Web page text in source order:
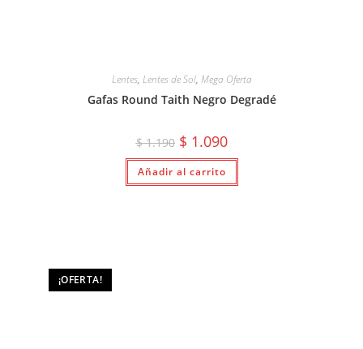
Lentes, Lentes de Sol, Mega Oferta
Gafas Round Taith Negro Degradé
$1.190 El
precio
original
era:
$ 1.190.
$ 1.090El
precio
actual
$ 1.090.
Añadir al carrito
¡OFERTA!